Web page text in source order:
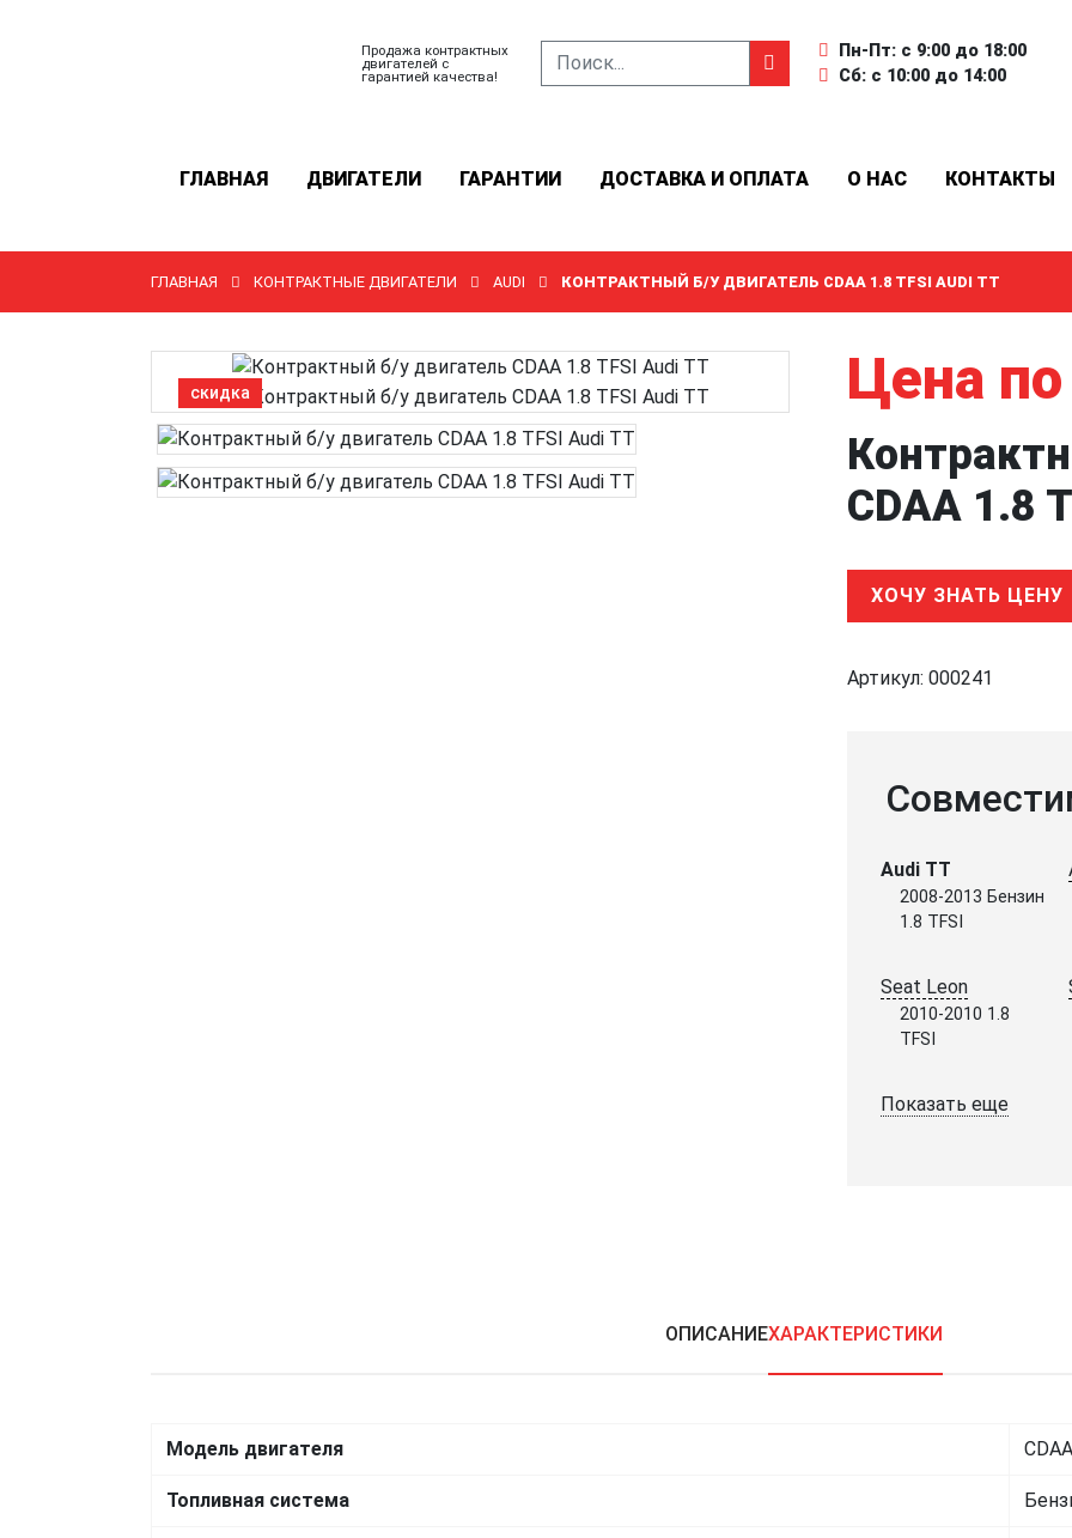
Продажа контрактных
двигателей с
гарантией качества!
Пн-Пт: с 9:00 до 18:00
Сб: с 10:00 до 14:00
ГЛАВНАЯ ДВИГАТЕЛИ ГАРАНТИИ ДОСТАВКА И ОПЛАТА О НАС КОНТАКТЫ
ГЛАВНАЯ КОНТРАКТНЫЕ ДВИГАТЕЛИ AUDI КОНТРАКТНЫЙ Б/У ДВИГАТЕЛЬ CDAA 1.8 TFSI AUDI TT
скидка Цена
CDAA 1.8
ХОЧУ ЗНАТЬ ЦЕНУ
Артикул: 000241
Audi TT
2008-2013 Бензин
1.8 TFSI
Seat Leon
2010-2010 1.8
TFSI
Показать еще
ОПИСАНИЕХАРАКТЕРИСТИКИ
Модель двигателя CDAA
Топливная система